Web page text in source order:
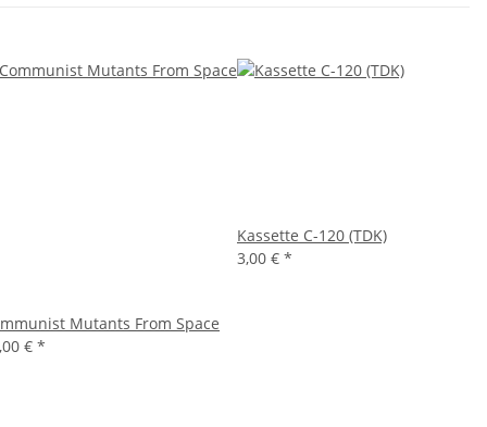
Mutants From Space
€ *
Kassette C-120 (TDK)
3,00 € *